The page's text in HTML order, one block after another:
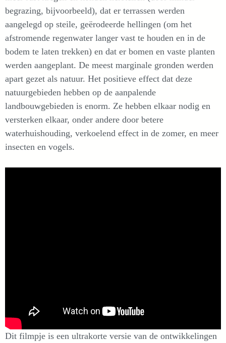
begrazing, bijvoorbeeld), dat er terrassen werden
aangelegd op steile, geërodeerde hellingen (om het
afstromende regenwater langer vast te houden en in de
bodem te laten trekken) en dat er bomen en vaste planten
werden aangeplant. De meest marginale gronden werden
apart gezet als natuur. Het positieve effect dat deze
natuurgebieden hebben op de aanpalende
landbouwgebieden is enorm. Ze hebben elkaar nodig en
versterken elkaar, onder andere door betere
waterhuishouding, verkoelend effect in de zomer, en meer
insecten en vogels.
Dit filmpje is een ultrakorte versie van de ontwikkelingen